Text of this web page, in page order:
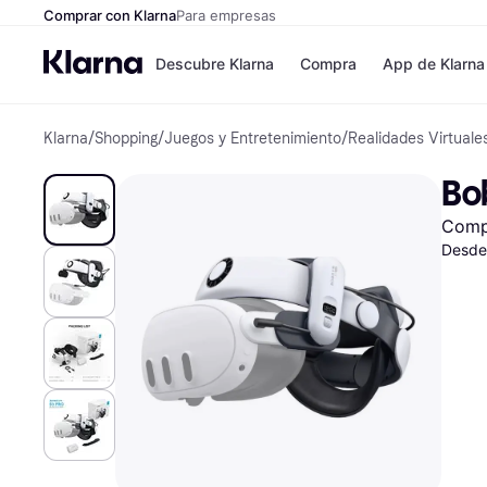
Comprar con KlarnaPara empresas
Descubre Klarna
Formas de
Paga ahora
Paga en 3 plazos
Paga en 30 días
Financiación
Compra
Tiendas
Zalando
JD Sports
Directorio de
App de Klarna
Klarna/Shopping/Juegos y Entretenimiento/Realidades